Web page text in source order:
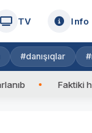
TV Info
#danışıqlar
Faktiki hava: